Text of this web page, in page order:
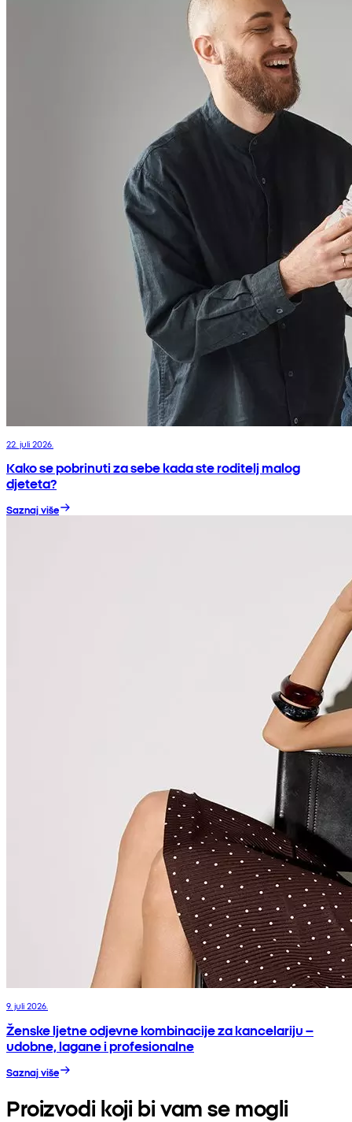
22. juli 2026.
Kako se pobrinuti za sebe kada ste roditelj malog
djeteta?
Saznaj više
9. juli 2026.
Ženske ljetne odjevne kombinacije za kancelariju –
udobne, lagane i profesionalne
Saznaj više
Proizvodi koji bi vam se mogli